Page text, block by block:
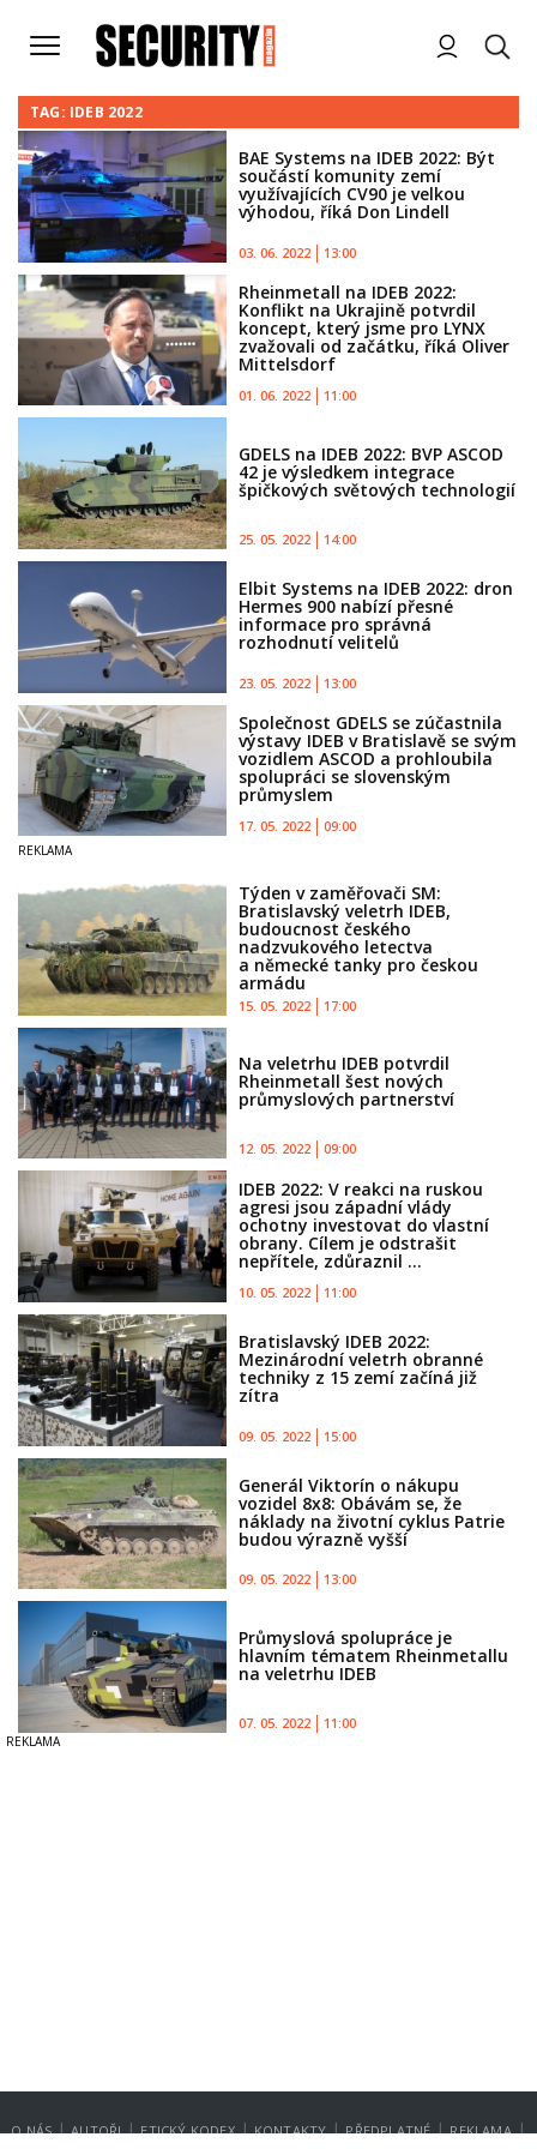
TAG: IDEB 2022
BAE Systems na IDEB 2022: Být
součástí komunity zemí
využívajících CV90 je velkou
výhodou, říká Don Lindell
03. 06. 2022 13:00
Rheinmetall na IDEB 2022:
Konflikt na Ukrajině potvrdil
koncept, který jsme pro LYNX
zvažovali od začátku, říká Oliver
Mittelsdorf
01. 06. 2022 11:00
GDELS na IDEB 2022: BVP ASCOD
42 je výsledkem integrace
špičkových světových technologií
25. 05. 2022 14:00
Elbit Systems na IDEB 2022: dron
Hermes 900 nabízí přesné
informace pro správná
rozhodnutí velitelů
23. 05. 2022 13:00
Společnost GDELS se zúčastnila
výstavy IDEB v Bratislavě se svým
vozidlem ASCOD a prohloubila
spolupráci se slovenským
průmyslem
17. 05. 2022 09:00
Týden v zaměřovači SM:
Bratislavský veletrh IDEB,
budoucnost českého
nadzvukového letectva
a německé tanky pro českou
armádu
15. 05. 2022 17:00
Na veletrhu IDEB potvrdil
Rheinmetall šest nových
průmyslových partnerství
12. 05. 2022 09:00
IDEB 2022: V reakci na ruskou
agresi jsou západní vlády
ochotny investovat do vlastní
obrany. Cílem je odstrašit
nepřítele, zdůraznil ...
10. 05. 2022 11:00
Bratislavský IDEB 2022:
Mezinárodní veletrh obranné
techniky z 15 zemí začíná již
zítra
09. 05. 2022 15:00
Generál Viktorín o nákupu
vozidel 8x8: Obávám se, že
náklady na životní cyklus Patrie
budou výrazně vyšší
09. 05. 2022 13:00
Průmyslová spolupráce je
hlavním tématem Rheinmetallu
na veletrhu IDEB
07. 05. 2022 11:00
O NÁS | AUTOŘI | ETICKÝ KODEX | KONTAKTY | PŘEDPLATNÉ | REKLAMA |